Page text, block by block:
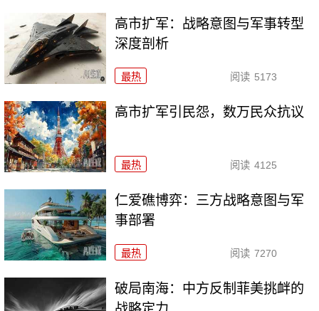
高市扩军：战略意图与军事转型
深度剖析
最热 阅读 5173
高市扩军引民怨，数万民众抗议
最热 阅读 4125
仁爱礁博弈：三方战略意图与军
事部署
最热 阅读 7270
破局南海：中方反制菲美挑衅的